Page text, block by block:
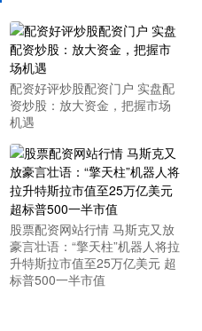
配资好评炒股配资门户 实盘配
资炒股：放大资金，把握市场
机遇
股票配资网站行情 马斯克又放
豪言壮语：“擎天柱”机器人将拉
升特斯拉市值至25万亿美元 超
标普500一半市值